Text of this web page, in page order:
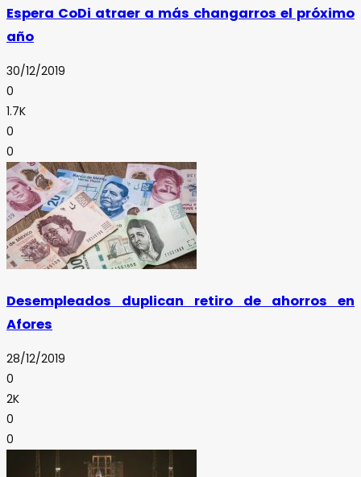
Espera CoDi atraer a más changarros el próximo
año
30/12/2019
0
1.7K
0
0
Desempleados duplican retiro de ahorros en
Afores
28/12/2019
0
2K
0
0